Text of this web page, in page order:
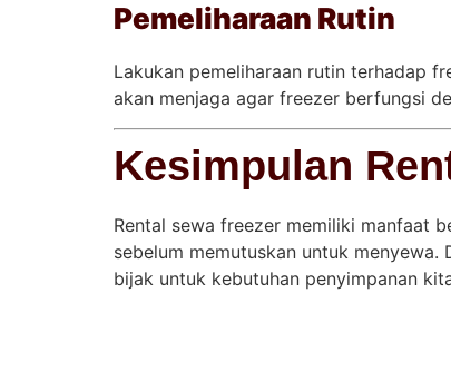
Pemeliharaan Rutin
Lakukan pemeliharaan rutin terhadap
akan menjaga agar freezer berfungsi
Kesimpulan
Rental sewa freezer memiliki manfaat
sebelum memutuskan untuk
bijak untuk kebutuhan penyimpanan